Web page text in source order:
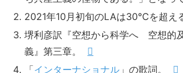
2021年10月初旬のLAは30℃を超え
堺利彦訳『空想から科学へ 空想的
義』第三章。
「インターナショナル 」の歌詞。